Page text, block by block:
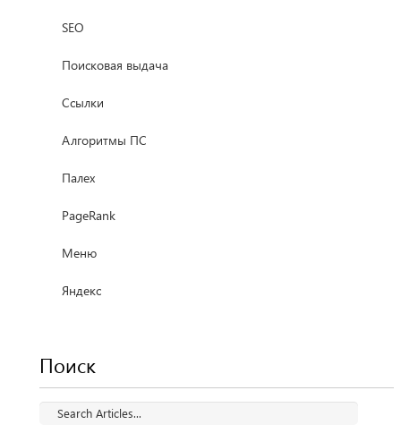
SEO
Поисковая выдача
Ссылки
Алгоритмы ПС
Палех
PageRank
Меню
Яндекс
Поиск